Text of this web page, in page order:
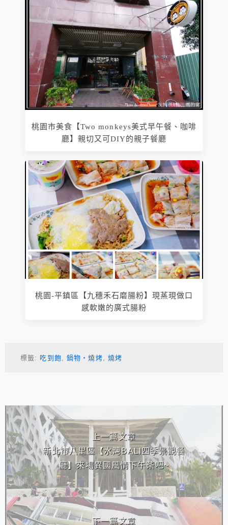
桃園市美食【Two monkeys美式早午餐、咖啡
廳】親切又可DIY的親子餐廳
桃園-平鎮區【九穗禾石磨腸粉】現蒸現做口
感軟嫩的廣式腸粉
標籤: 吃到飽,鍋物‧燒烤, 燒烤
相連文章
上一篇文章
新北市八里區【水灣BALI四季景觀餐
廳】來場異國風情下午茶吧~
下一篇文章